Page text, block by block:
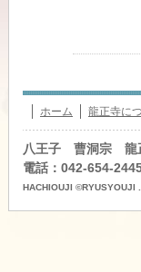
ホーム 龍正寺に
八王子 曹洞宗 龍
電話：042-654-
HACHIOUJI ©RYUSYOUJI